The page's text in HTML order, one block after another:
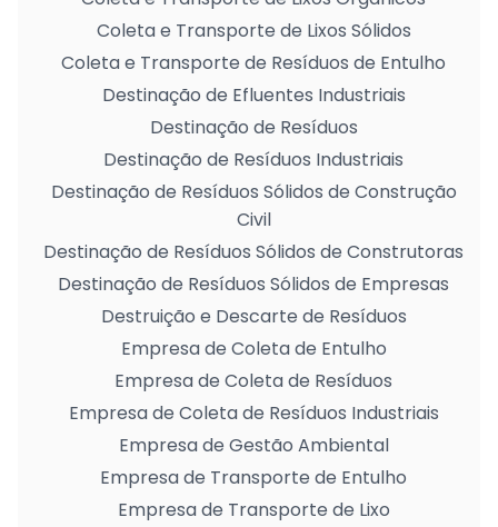
Coleta e Transporte de Lixos Sólidos
Coleta e Transporte de Resíduos de Entulho
Destinação de Efluentes Industriais
Destinação de Resíduos
Destinação de Resíduos Industriais
Destinação de Resíduos Sólidos de Construção
Civil
Destinação de Resíduos Sólidos de Construtoras
Destinação de Resíduos Sólidos de Empresas
Destruição e Descarte de Resíduos
Empresa de Coleta de Entulho
Empresa de Coleta de Resíduos
Empresa de Coleta de Resíduos Industriais
Empresa de Gestão Ambiental
Empresa de Transporte de Entulho
Empresa de Transporte de Lixo